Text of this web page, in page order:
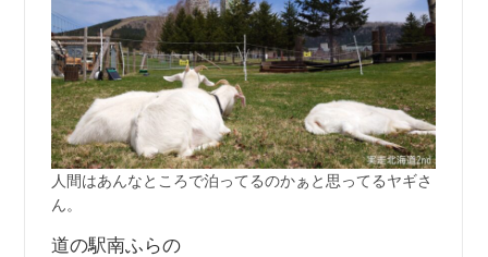
人間はあんなところで泊ってるのかぁと思ってるヤギさ
ん。
道の駅南ふらの